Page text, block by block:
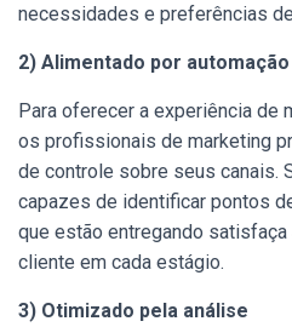
necessidades e preferências
2) Alimentado por automação
Para oferecer a experiência de
os profissionais de marketing
de controle sobre seus canais.
capazes de identificar pontos
que estão entregando
cliente em cada estágio.
3) Otimizado pela análise